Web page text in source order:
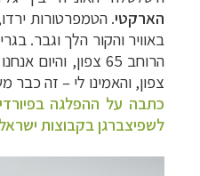
הארקטי. הטמפרטורות
באוויר והקור הלך וגבר.
צפון, והאמינו לי – זה כבר
כתבה על ההפלגה
לשפיצברגן בקבוצות